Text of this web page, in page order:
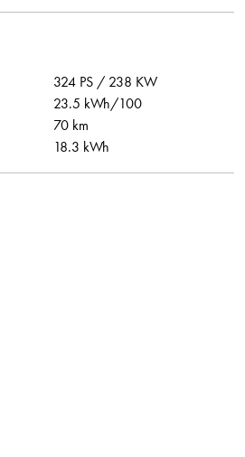
324 PS / 238 KW
23.5 kWh/100
70 km
18.3 kWh